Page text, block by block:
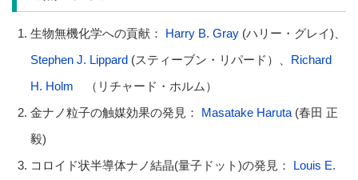
生物無機化学への貢献： Harry B. Gray(ハリー・グレイ)、
Stephen J. Lippard (スティーブン・リパード）、 Richard
H. Holm （リチャード・ホルム）
金ナノ粒子の触媒効果の発見：
Masatake Haruta(春田 正
毅)
コロイド状半導体ナノ結晶(量子ドット)の発見：
Louis E.